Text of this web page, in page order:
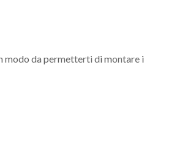
modo da permetterti di montare i